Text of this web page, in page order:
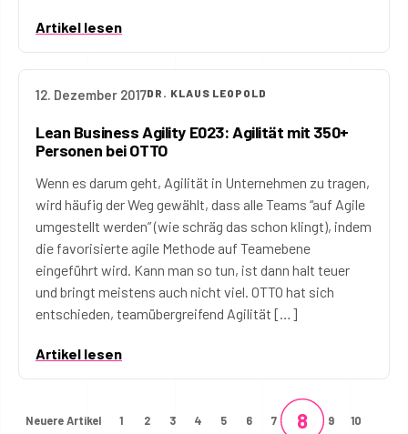
Artikel lesen
12. Dezember 2017DR. KLAUS LEOPOLD
Lean Business Agility E023: Agilität mit 350+
Personen bei OTTO
Wenn es darum geht, Agilität in Unternehmen zu tragen,
wird häufig der Weg gewählt, dass alle Teams “auf Agile
umgestellt werden” (wie schräg das schon klingt), indem
die favorisierte agile Methode auf Teamebene
eingeführt wird. Kann man so tun, ist dann halt teuer
und bringt meistens auch nicht viel. OTTO hat sich
entschieden, teamübergreifend Agilität […]
Artikel lesen
Neuere Artikel 1 2 3 4 5 6 7 8 9 10